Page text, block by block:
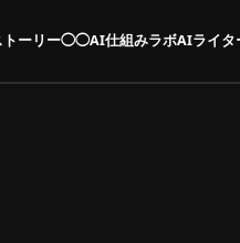
トーリー◯◯AI仕組みラボAIライタ